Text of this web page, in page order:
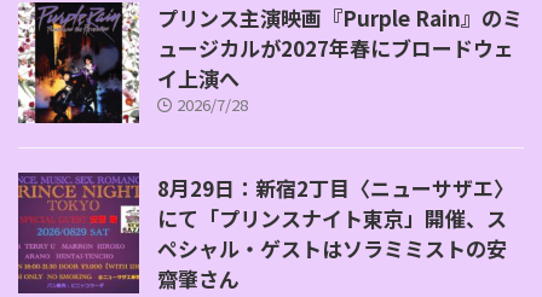
プリンス主演映画『Purple Rain』のミ
ュージカルが2027年春にブロードウェ
イ上演へ
2026/7/28
8月29日：新宿2丁目〈ニューサザエ〉
にて「プリンスナイト東京」開催、ス
ペシャル・ゲストはソラミミストの安
齋肇さん